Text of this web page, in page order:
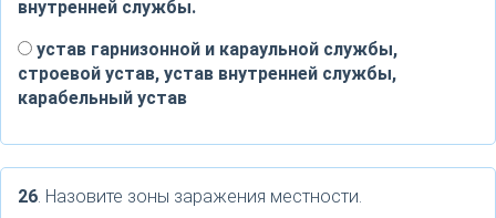
внутренней службы.
устав гарнизонной и караульной службы,
строевой устав, устав внутренней службы,
карабельный устав
26. Назовите зоны заражения местности.